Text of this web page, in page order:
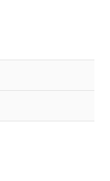
社の製
の取
人情報
るこ
明書